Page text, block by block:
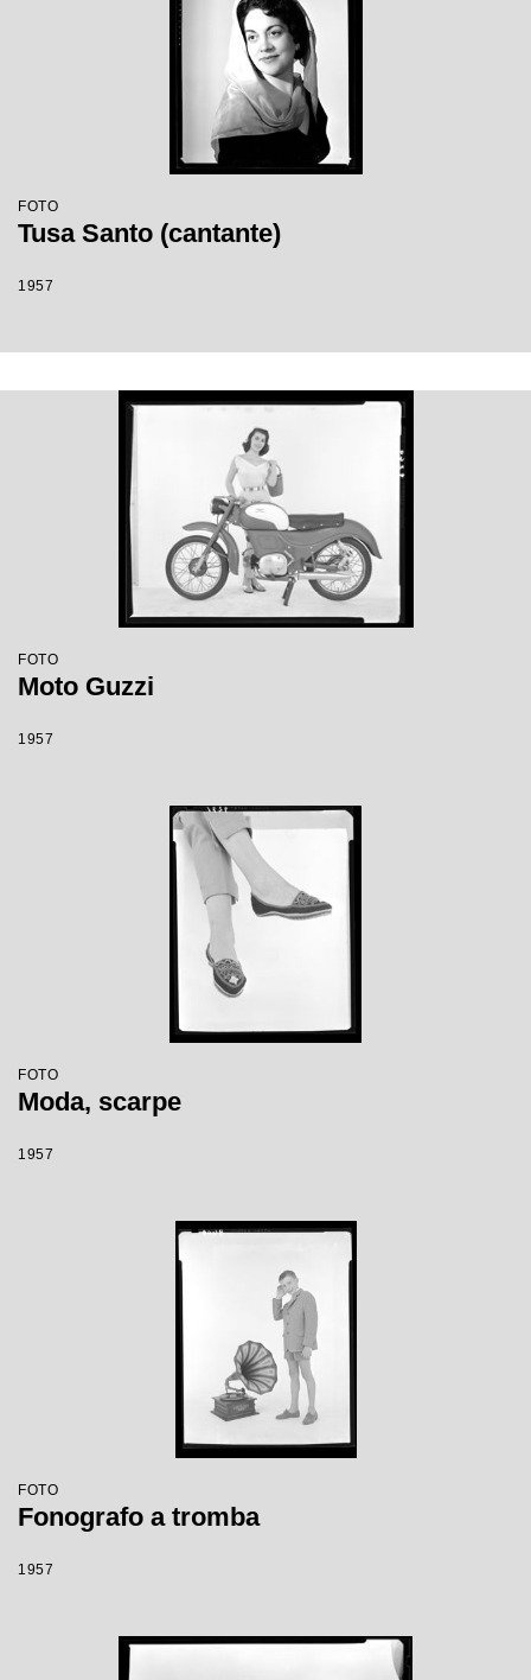
FOTO
Tusa Santo (cantante)
1957
FOTO
Moto Guzzi
1957
FOTO
Moda, scarpe
1957
FOTO
Fonografo a tromba
1957